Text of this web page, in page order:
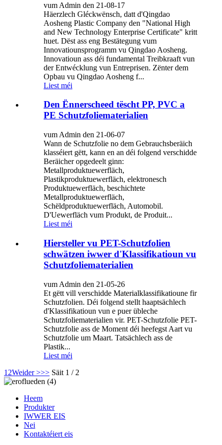
vum Admin den 21-08-17
Häerzlech Gléckwënsch, datt d'Qingdao
Aosheng Plastic Company den "National High
and New Technology Enterprise Certificate" kritt
huet. Dëst ass eng Bestätegung vum
Innovatiounsprogramm vu Qingdao Aosheng.
Innovatioun ass déi fundamental Treibkraaft vun
der Entwécklung vun Entreprisen. Zënter dem
Opbau vu Qingdao Aosheng f...
Liest méi
Den Ënnerscheed tëscht PP, PVC a
PE Schutzfoliematerialien
vum Admin den 21-06-07
Wann de Schutzfolie no dem Gebrauchsberäich
klasséiert gëtt, kann en an déi folgend verschidde
Beräicher opgedeelt ginn:
Metallproduktuewerfläch,
Plastikproduktuewerfläch, elektronesch
Produktuewerfläch, beschichtete
Metallproduktuewerfläch,
Schëldproduktuewerfläch, Automobil.
D'Uewerfläch vum Produkt, de Produit...
Liest méi
Hiersteller vu PET-Schutzfolien
schwätzen iwwer d'Klassifikatioun vu
Schutzfoliematerialien
vum Admin den 21-05-26
Et gëtt vill verschidde Materialklassifikatioune fir
Schutzfolien. Déi folgend stellt haaptsächlech
d'Klassifikatioun vun e puer übleche
Schutzfoliematerialien vir. PET-Schutzfolie PET-
Schutzfolie ass de Moment déi heefegst Aart vu
Schutzfolie um Maart. Tatsächlech ass de
Plastik...
Liest méi
1 2Weider >>> Säit 1 / 2
Heem
Produkter
IWWER EIS
Nei
Kontaktéiert eis